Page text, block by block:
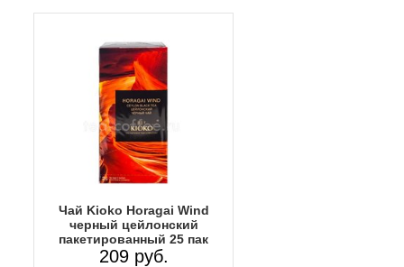
Чай Kioko Horagai Wind
черный цейлонский
пакетированный 25 пак
209 руб.